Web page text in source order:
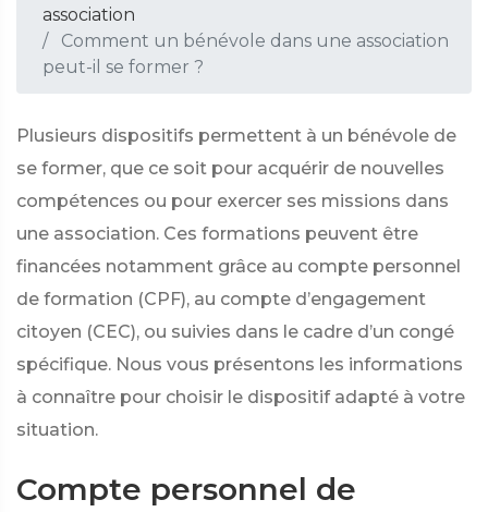
association
Comment un bénévole dans une association
peut-il se former ?
Plusieurs dispositifs permettent à un bénévole de
se former, que ce soit pour acquérir de nouvelles
compétences ou pour exercer ses missions dans
une association. Ces formations peuvent être
financées notamment grâce au compte personnel
de formation (CPF), au compte d’engagement
citoyen (CEC), ou suivies dans le cadre d’un congé
spécifique. Nous vous présentons les informations
à connaître pour choisir le dispositif adapté à votre
situation.
Compte personnel de